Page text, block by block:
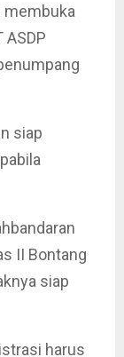
membuka
ASDP
siap
II Bontang
siap
harus